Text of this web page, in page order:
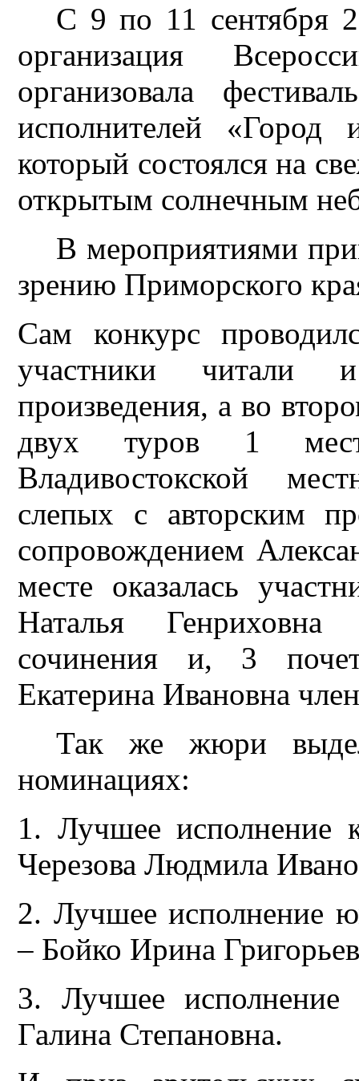
С 9 по 11 сентября
организация
организовала
исполнителей
«Город
который состоялся на
открытым солнечным
В мероприятиями
зрению Приморского
Сам конкурс
участники читали и
произведения, а во
двух туров 1
Владивостокской
слепых с авторским
сопровождением
месте оказалась
Наталья
сочинения и, 3
Екатерина Ивановна
Так же жюри
номинациях:
1. Лучшее исполнение
Черезова Людмила
2. Лучшее исполнение
– Бойко Ирина
3. Лучшее исполнение
Галина Степановна.